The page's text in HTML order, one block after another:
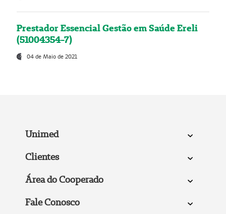
Prestador Essencial Gestão em Saúde Ereli
(51004354-7)
04 de Maio de 2021
Unimed
Clientes
Área do Cooperado
Fale Conosco